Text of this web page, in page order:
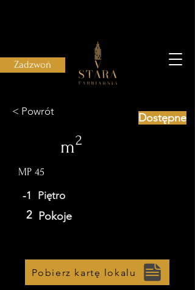
Zadzwoń
< Powrót
m
MP 45
-1 Piętro
2 Pokoje
Pobierz kartę lokalu
Dostępne
2